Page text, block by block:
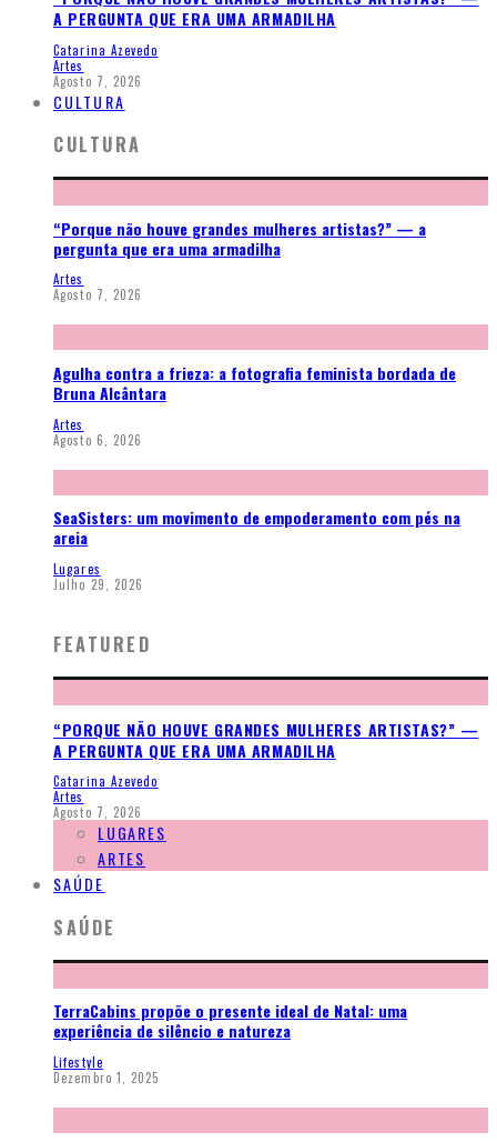
A PERGUNTA QUE ERA UMA ARMADILHA
Catarina Azevedo
Artes
Agosto 7, 2026
CULTURA
CULTURA
“Porque não houve grandes mulheres artistas?” — a
pergunta que era uma armadilha
Artes
Agosto 7, 2026
Agulha contra a frieza: a fotografia feminista bordada de
Bruna Alcântara
Artes
Agosto 6, 2026
SeaSisters: um movimento de empoderamento com pés na
areia
Lugares
Julho 29, 2026
FEATURED
“PORQUE NÃO HOUVE GRANDES MULHERES ARTISTAS?” —
A PERGUNTA QUE ERA UMA ARMADILHA
Catarina Azevedo
Artes
Agosto 7, 2026
LUGARES
ARTES
SAÚDE
SAÚDE
TerraCabins propõe o presente ideal de Natal: uma
experiência de silêncio e natureza
Lifestyle
Dezembro 1, 2025